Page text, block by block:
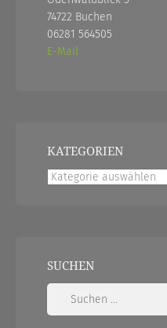
74722 Buchen
06281 564505
E-Mail
KATEGORIEN
Kategorien
SUCHEN
Suchen